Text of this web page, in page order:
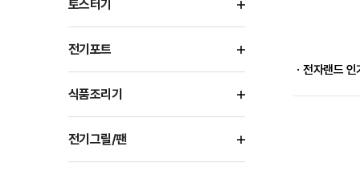
토스터기
전기포트
식품조리기
전기그릴/팬
ㆍ전자랜드 인